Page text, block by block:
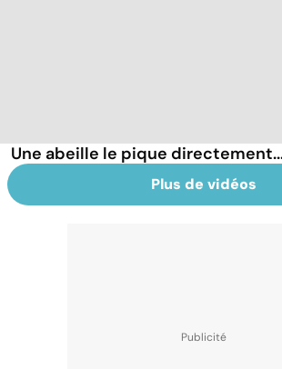
Une abeille le pique
Plus de vidéos